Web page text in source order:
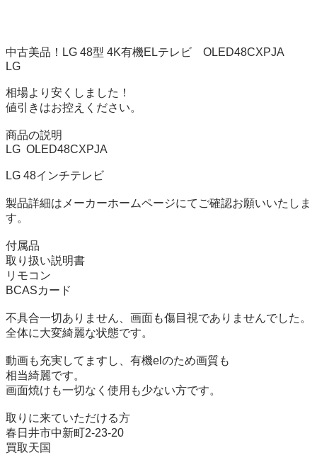
中古美品！LG 48型 4K有機ELテレビ　OLED48CXPJA
LG
相場より安くしました！
値引きはお控えください。
商品の説明
LG  OLED48CXPJA
LG 48インチテレビ
製品詳細はメーカーホームページにてご確認お願いいたしま
す。
付属品
取り扱い説明書
リモコン
BCASカード
不具合一切ありません、画面も傷目視でありませんでした。
全体に大変綺麗な状態です。
動画も充実してますし、有機elのため画質も
相当綺麗です。
画面焼けも一切なく使用も少ない方です。
取りに来ていただける方
春日井市中新町2-23-20
買取天国